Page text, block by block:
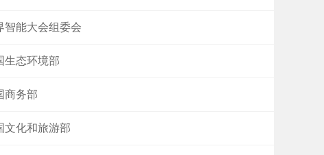
智能大会组委会
生态环境部
商务部
文化和旅游部